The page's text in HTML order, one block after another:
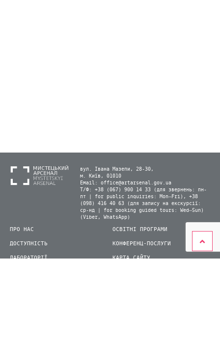
вул. Івана Мазепи, 28-30,
м. Київ, 01010
Email: office@artarsenal.gov.ua
Т/Ф: +38 (067) 900 14 33 (для звернень: пн-
пт | for public inquiries: Mon–Fri), +38
(098) 416 40 63 (для запису на екскурсії:
ср-нд | for booking guided tours: Wed–Sun)
(Viber, WhatsApp)
ПРО НАС
ДОСТУПНІСТЬ
ЛАБОРАТОРІЇ
ОСВІТНІ ПРОГРАМИ
КОНФЕРЕНЦ-ПОСЛУГИ
КАРТА САЙТУ